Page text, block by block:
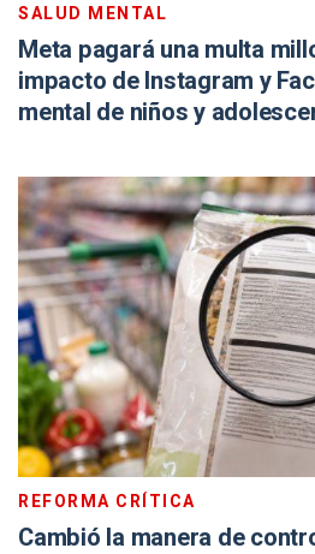
SALUD MENTAL
Meta pagará una multa
impacto de Instagram y
mental de niños y
REFORMA CRÍTICA
Cambió la manera de